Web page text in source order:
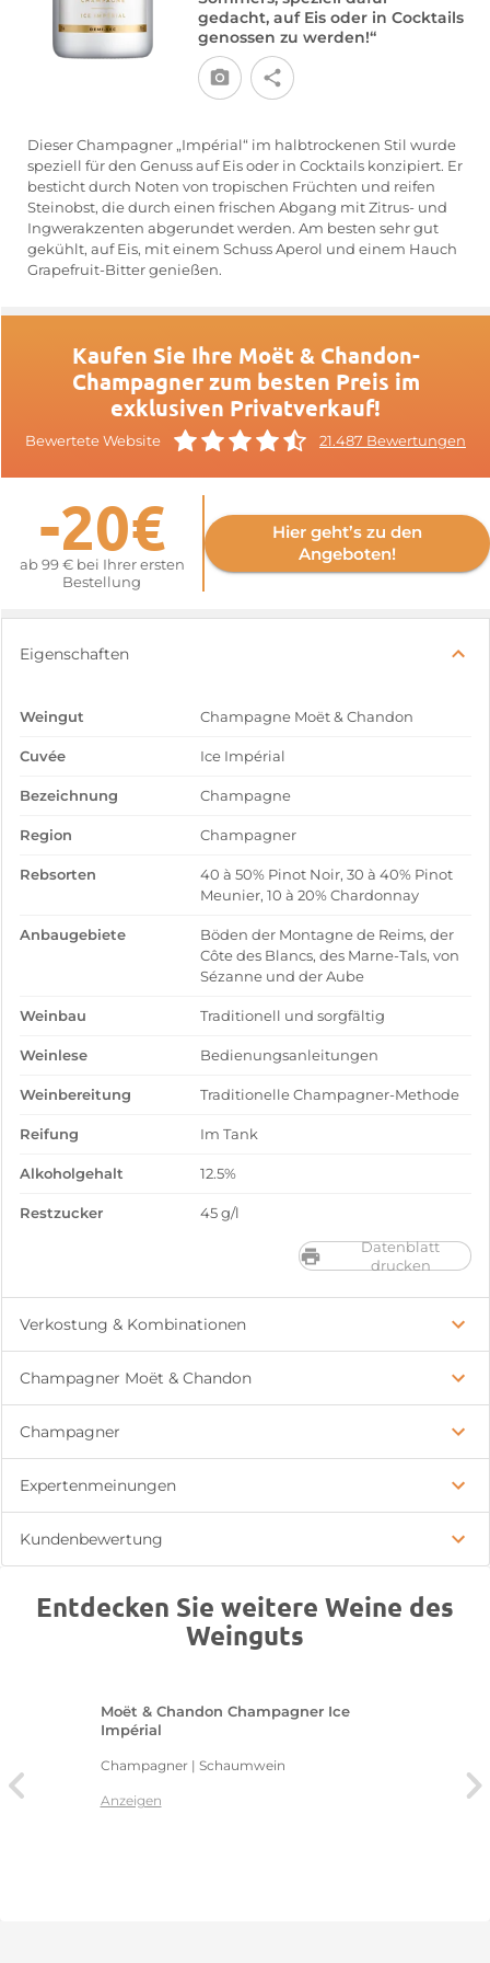
gedacht, auf Eis oder in Cocktails
genossen zu werden!“
Dieser Champagner „Impérial“ im halbtrockenen Stil wurde
speziell für den Genuss auf Eis oder in Cocktails konzipiert. Er
besticht durch Noten von tropischen Früchten und reifen
Steinobst, die durch einen frischen Abgang mit Zitrus- und
Ingwerakzenten abgerundet werden. Am besten sehr gut
gekühlt, auf Eis, mit einem Schuss Aperol und einem Hauch
Grapefruit-Bitter genießen.
Kaufen Sie Ihre Moët & Chandon-
Champagner zum besten Preis im
exklusiven Privatverkauf!
Bewertete Website 21.487 Bewertungen
-20€
ab 99 € bei Ihrer ersten
Bestellung
Hier geht’s zu den
Angeboten!
Eigenschaften
Weingut Champagne Moët & Chandon
Cuvée Ice Impérial
Bezeichnung Champagne
Region Champagner
Rebsorten
40 à 50% Pinot Noir, 30 à 40% Pinot
Meunier, 10 à 20% Chardonnay
Anbaugebiete
Böden der Montagne de Reims, der
Côte des Blancs, des Marne-Tals, von
Sézanne und der Aube
Weinbau Traditionell und sorgfältig
Weinlese Bedienungsanleitungen
Weinbereitung Traditionelle Champagner-Methode
Reifung Im Tank
Alkoholgehalt 12.5%
Restzucker 45 g/l
Datenblatt
drucken
Verkostung & Kombinationen
Champagner Moët & Chandon
Champagner
Expertenmeinungen
Kundenbewertung
Entdecken Sie weitere Weine des
Weinguts
Moët & Chandon Champagner Ice
Impérial
Champagner | Schaumwein
Anzeigen